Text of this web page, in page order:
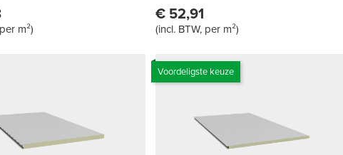
m²)
€ 52,91
(incl. BTW, per m²)
Voordeligste keuze